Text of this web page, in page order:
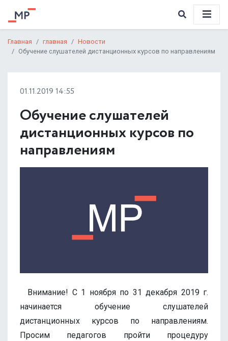
Главная главная
Новости
Обучение слушателей дистанционных курсов по направлениям
01.11.2019 14:55
Обучение слушателей
дистанционных курсов по
направлениям
Внимание! С 1 ноября по 31 декабря 2019 г.
начинается обучение слушателей
дистанционных курсов по направлениям.
Просим педагогов пройти процедуру